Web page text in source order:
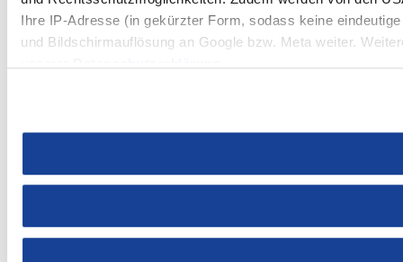
Ihre IP-Adresse (in gekürzter Form, sodass keine
und Bildschirmauflösung an Google bzw. Meta weiter.